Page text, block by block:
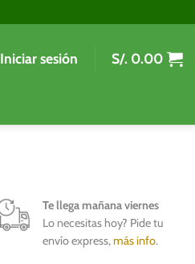
Iniciar sesión S/. 0.00
Te llega mañana viernes
Lo necesitas hoy? Pide tu
envío express,más info.